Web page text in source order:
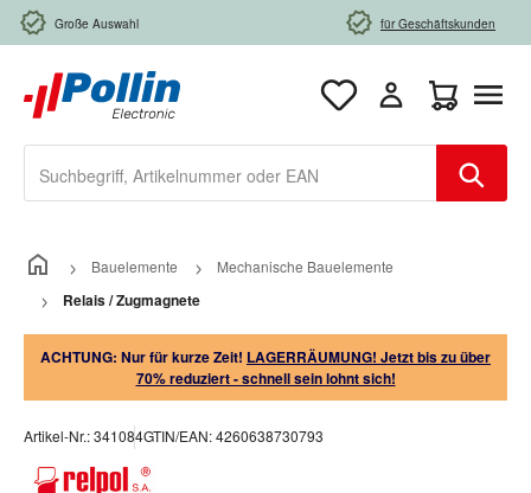
Zum Hauptinhalt springen
Große Auswahl für Geschäftskunden
Bauelemente Mechanische Bauelemente
Relais / Zugmagnete
ACHTUNG: Nur für kurze Zeit! LAGERRÄUMUNG! Jetzt bis zu über
70% reduziert - schnell sein lohnt sich!
Artikel-Nr.:341084GTIN/EAN:4260638730793